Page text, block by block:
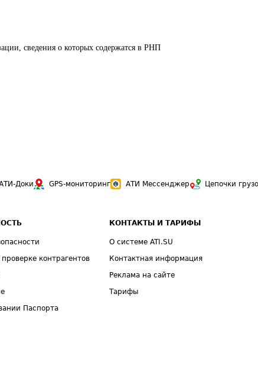
сведения о которых содержатся в РНП
Доки GPS-мониторинг АТИ Мессенджер Цепочки
контрагентов
Паспорта
КОНТАКТЫ И ТАРИФЫ
О системе ATI.SU
Контактная информация
Реклама на сайте
Тарифы